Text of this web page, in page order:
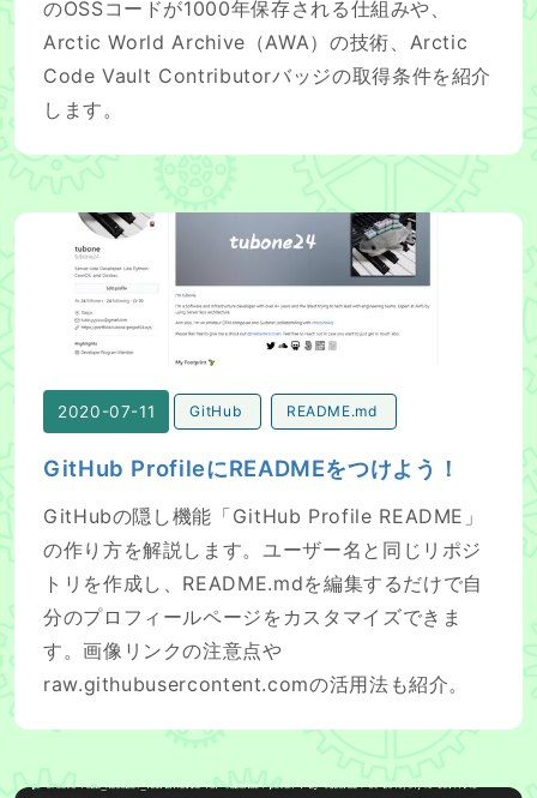
のOSSコードが1000年保存される仕組みや、
Arctic World Archive（AWA）の技術、Arctic
Code Vault Contributorバッジの取得条件を紹介
します。
GitHub ProfileにREADMEをつけよう！
2020-07-11 GitHub README.md
GitHub ProfileにREADMEをつけよう！
GitHubの隠し機能「GitHub Profile README」
の作り方を解説します。ユーザー名と同じリポジ
トリを作成し、README.mdを編集するだけで自
分のプロフィールページをカスタマイズできま
す。画像リンクの注意点や
raw.githubusercontent.comの活用法も紹介。